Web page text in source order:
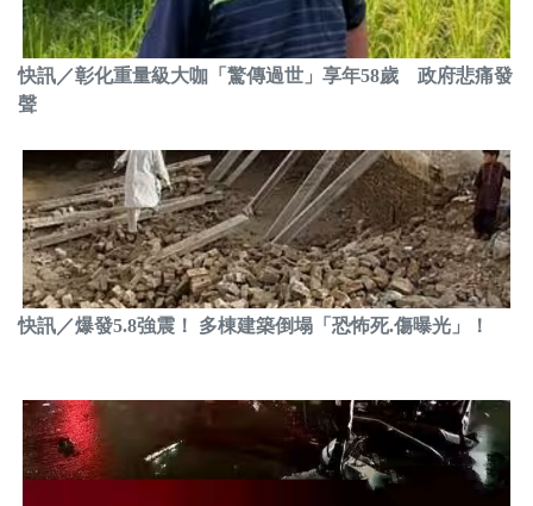
快訊／彰化重量級大咖「驚傳過世」享年58歲 政府悲痛發
聲
快訊／爆發5.8強震！ 多棟建築倒塌「恐怖死.傷曝光」！